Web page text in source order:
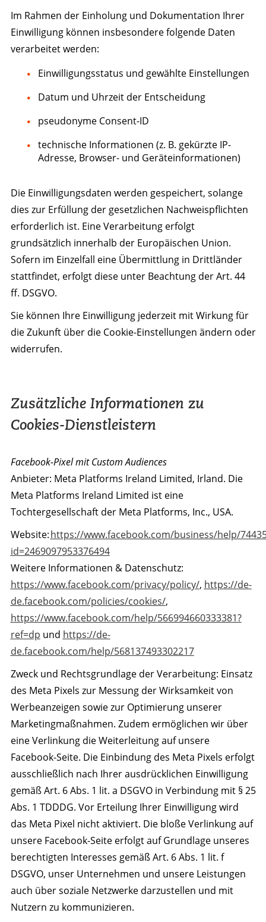
Im Rahmen der Einholung und Dokumentation Ihrer
Einwilligung können insbesondere folgende Daten
verarbeitet werden:
Einwilligungsstatus und gewählte Einstellungen
Datum und Uhrzeit der Entscheidung
pseudonyme Consent-ID
technische Informationen (z. B. gekürzte IP-
Adresse, Browser- und Geräteinformationen)
Die Einwilligungsdaten werden gespeichert, solange
dies zur Erfüllung der gesetzlichen Nachweispflichten
erforderlich ist. Eine Verarbeitung erfolgt
grundsätzlich innerhalb der Europäischen Union.
Sofern im Einzelfall eine Übermittlung in Drittländer
stattfindet, erfolgt diese unter Beachtung der Art. 44
ff. DSGVO.
Sie können Ihre Einwilligung jederzeit mit Wirkung für
die Zukunft über die Cookie-Einstellungen ändern oder
widerrufen.
Zusätzliche Informationen zu
Cookies-Dienstleistern
Facebook-Pixel mit Custom Audiences
Anbieter: Meta Platforms Ireland Limited, Irland. Die
Meta Platforms Ireland Limited ist eine
Tochtergesellschaft der Meta Platforms, Inc., USA.
Website:https://www.facebook.com/business/help/
id=2469097953376494
Weitere Informationen & Datenschutz:
https://www.facebook.com/privacy/policy/, https://de-
de.facebook.com/policies/cookies/,
https://www.facebook.com/help/566994660333381?
ref=dp und https://de-
de.facebook.com/help/568137493302217
Zweck und Rechtsgrundlage der Verarbeitung: Einsatz
des Meta Pixels zur Messung der Wirksamkeit von
Werbeanzeigen sowie zur Optimierung unserer
Marketingmaßnahmen. Zudem ermöglichen wir über
eine Verlinkung die Weiterleitung auf unsere
Facebook-Seite. Die Einbindung des Meta Pixels erfolgt
ausschließlich nach Ihrer ausdrücklichen Einwilligung
gemäß Art. 6 Abs. 1 lit. a DSGVO in Verbindung mit § 25
Abs. 1 TDDDG. Vor Erteilung Ihrer Einwilligung wird
das Meta Pixel nicht aktiviert. Die bloße Verlinkung auf
unsere Facebook-Seite erfolgt auf Grundlage unseres
berechtigten Interesses gemäß Art. 6 Abs. 1 lit. f
DSGVO, unser Unternehmen und unsere Leistungen
auch über soziale Netzwerke darzustellen und mit
Nutzern zu kommunizieren.